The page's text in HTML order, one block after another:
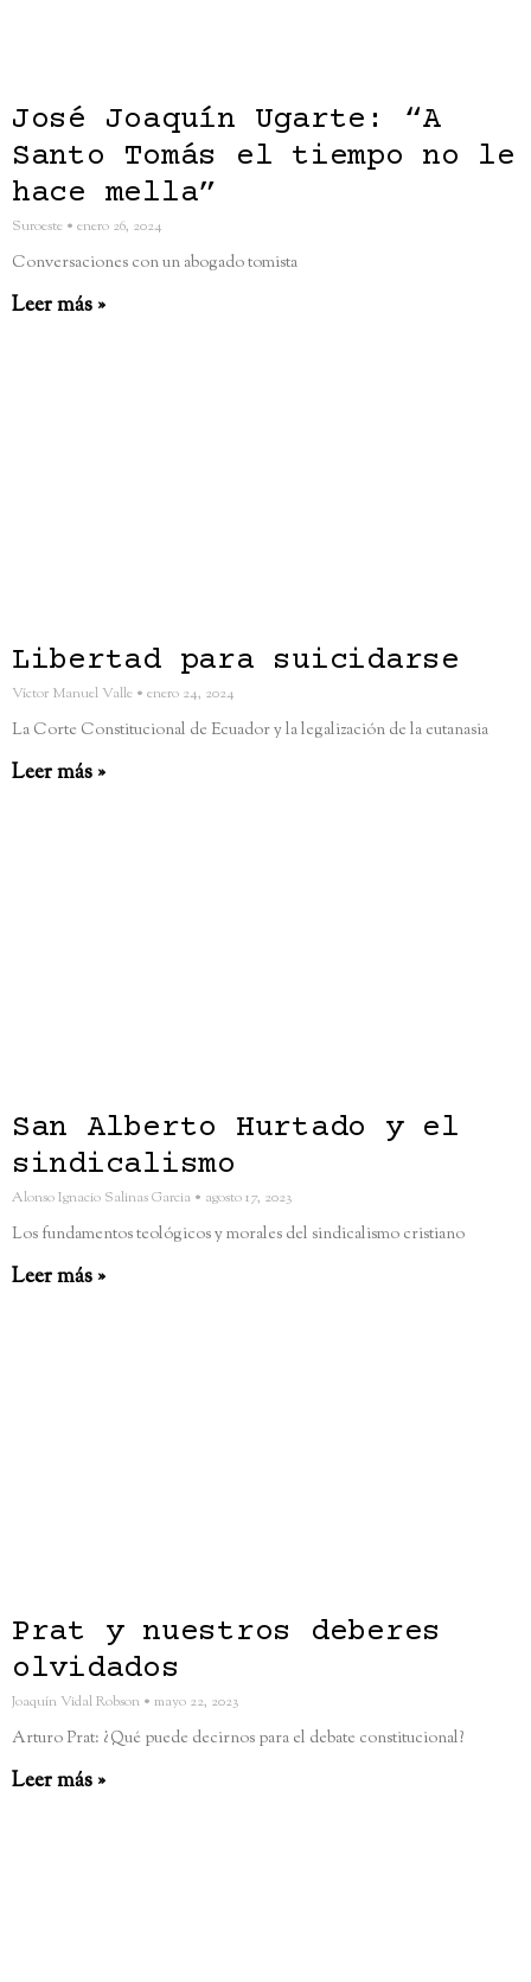
José Joaquín Ugarte: “A
Santo Tomás el tiempo no le
hace mella”
Suroeste enero 26, 2024
Conversaciones con un abogado tomista
Leer más »
Libertad para suicidarse
Víctor Manuel Valle enero 24, 2024
La Corte Constitucional de Ecuador y la legalización de la eutanasia
Leer más »
San Alberto Hurtado y el
sindicalismo
Alonso Ignacio Salinas Garcia agosto 17, 2023
Los fundamentos teológicos y morales del sindicalismo cristiano
Leer más »
Prat y nuestros deberes
olvidados
Joaquín Vidal Robson mayo 22, 2023
Arturo Prat: ¿Qué puede decirnos para el debate constitucional?
Leer más »